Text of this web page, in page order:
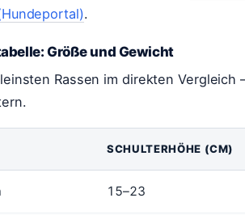
.
Größe und Gewicht
Rassen im direkten Vergleich
SCHULTERHÖHE (CM)
15–23